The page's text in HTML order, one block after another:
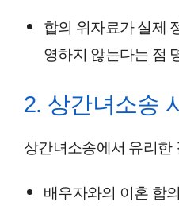
합의 위자료가 실제
영하지 않는다는 점
2. 상간녀소송
상간녀소송에서 유리한
배우자와의 이혼 합